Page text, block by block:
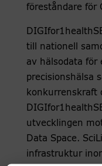
föreståndare för
till nationell
av hälsodata för
precisionshälsa
konkurrenskraft
utvecklingen
Data Space.
infrastruktur